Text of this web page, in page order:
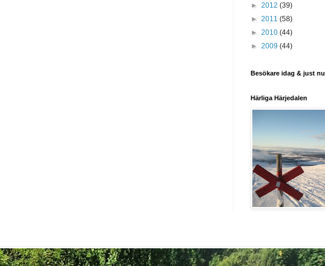
► 2012 (39)
► 2011 (58)
► 2010 (44)
► 2009 (44)
Besökare idag & just nu
Härliga Härjedalen